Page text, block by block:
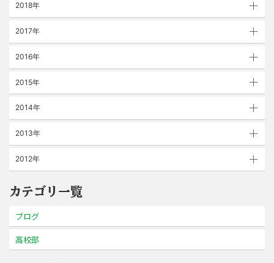
2018年
2017年
2016年
2015年
2014年
2013年
2012年
カテゴリ一覧
ブログ
高校部